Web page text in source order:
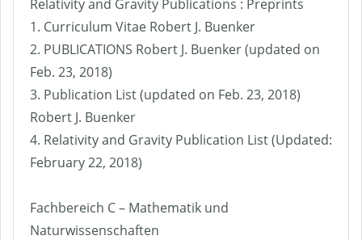
Relativity and Gravity Publications : Preprints
1. Curriculum Vitae Robert J. Buenker
2. PUBLICATIONS Robert J. Buenker (updated on
Feb. 23, 2018)
3. Publication List (updated on Feb. 23, 2018)
Robert J. Buenker
4. Relativity and Gravity Publication List (Updated:
February 22, 2018)
Fachbereich C – Mathematik und
Naturwissenschaften